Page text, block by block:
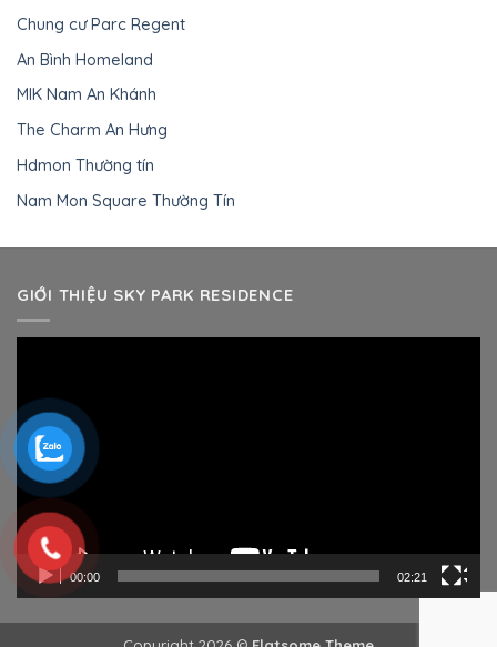
Chung cư Parc Regent
An Bình Homeland
MIK Nam An Khánh
The Charm An Hưng
Hdmon Thường tín
Nam Mon Square Thường Tín
GIỚI THIỆU SKY PARK RESIDENCE
Video
00:00 02:21